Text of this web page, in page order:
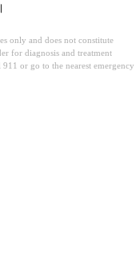
only and does not constitute
for diagnosis and treatment
or go to the nearest emergency